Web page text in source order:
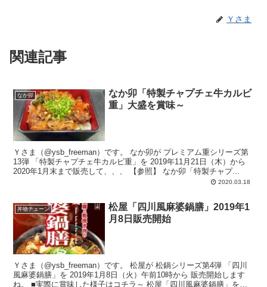
Ｙさま
関連記事
なか卯
なか卯「特製チャプチェ牛カルビ
重」大盛を賞味～
Ｙさま（@ysb_freeman）です。 なか卯が プレミアム重シリーズ第
13弾 「特製チャプチェ牛カルビ重」を 2019年11月21日（木）から
2020年1月末まで販売して、、、 【参照】 なか卯「特製チャプ...
2020.03.18
丼物チェーン
松屋「四川風麻婆鍋膳」2019年1
月8日販売開始
Ｙさま（@ysb_freeman）です。 松屋が 松鍋シリーズ第4弾 「四川
風麻婆鍋膳」を 2019年1月8日（火）午前10時から 販売開始します
ね。 ■実際に賞味した様子はコチラ～ 松屋「四川風麻婆鍋膳」をラ